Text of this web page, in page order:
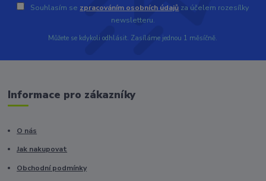
Souhlasím se zpracováním osobních údajů za účelem rozesílky
newsletteru.
Můžete se kdykoli odhlásit. Zasíláme jednou 1 měsíčně.
Informace pro zákazníky
O nás
Jak nakupovat
Obchodní podmínky